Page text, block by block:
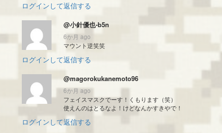
ログインして返信する
@小針優也-b5n
6か月 ago
マウント逆笑笑
ログインして返信する
@magorokukanemoto96
6か月 ago
フェイスマスクでーす！くもります（笑）
使えんのはとるなよ！けどなんかすきやで！
ログインして返信する